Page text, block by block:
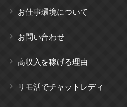
お仕事環境について
お問い合わせ
高収入を稼げる理由
リモ活でチャットレディ